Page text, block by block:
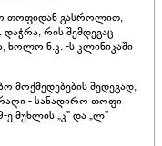
თოფიდან გასროლით,
რის შემდეგაც
ხოლო ნ.კ. -ს კლინიკაში
მოქმედებების შედეგად,
- სანადირო თოფი
ე მუხლის „კ" და „ლ"